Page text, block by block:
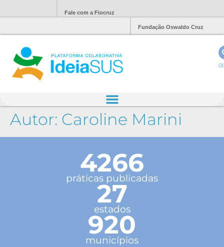
Fale com a Fiocruz
Fundação Oswaldo Cruz
Autor: Caroline Marini
4266
práticas publicadas
27
estados
920
municípios